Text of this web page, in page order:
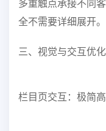
多重触点承接不同
全不需要详细展开。
三、视觉与交互优
栏目页交互：极简